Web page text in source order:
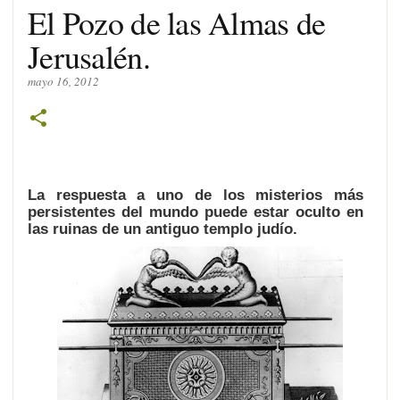
El Pozo de las Almas de
Jerusalén.
mayo 16, 2012
La respuesta a uno de los misterios más
persistentes del mundo puede estar oculto en
las ruinas de un antiguo templo judío.